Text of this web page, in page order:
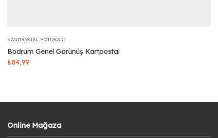
KARTPOSTAL-FOTOKART
Bodrum Genel Görünüş Kartpostal
₺84,99
Online Mağaza